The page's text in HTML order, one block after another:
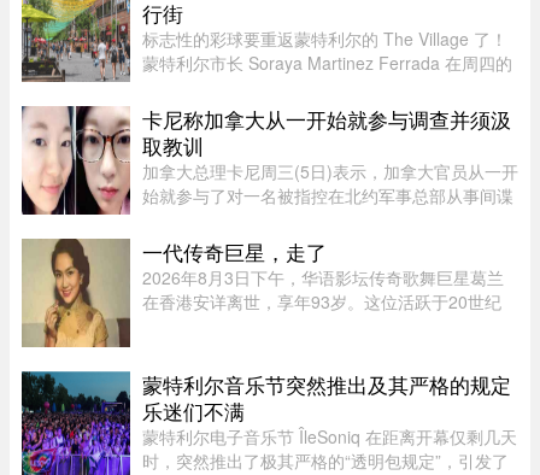
行街
标志性的彩球要重返蒙特利尔的 The Village 了！
蒙特利尔市长 Soraya Martinez Ferrada 在周四的
Street East 上空的这些色彩斑斓的小球早已成为该
街区乃至这座城市的象征 ...
卡尼称加拿大从一开始就参与调查并须汲
取教训
加拿大总理卡尼周三(5日)表示，加拿大官员从一开
始就参与了对一名被指控在北约军事总部从事间谍
道，卡尼表示加拿大应该从这类事件中汲取教训，
但并未明确表示加拿大正在 ...
一代传奇巨星，走了
2026年8月3日下午，华语影坛传奇歌舞巨星葛兰
在香港安详离世，享年93岁。这位活跃于20世纪
片。她的离去，带走了一个流 ...
蒙特利尔音乐节突然推出及其严格的规定
乐迷们不满
蒙特利尔电子音乐节 ÎleSoniq 在距离开幕仅剩几天
时，突然推出了极其严格的“透明包规定”，引发了